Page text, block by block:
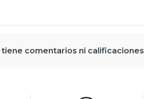
comentarios ni calificaciones